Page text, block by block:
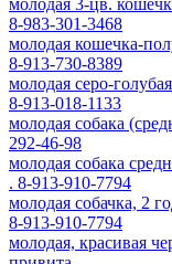
молодая 3-цв.
8-983-301-3468
молодая кошечка-
8-913-730-8389
молодая серо-
8-913-018-1133
молодая собака
292-46-98
молодая собака
. 8-913-910-7794
молодая собачка, 2
8-913-910-7794
молодая, красивая